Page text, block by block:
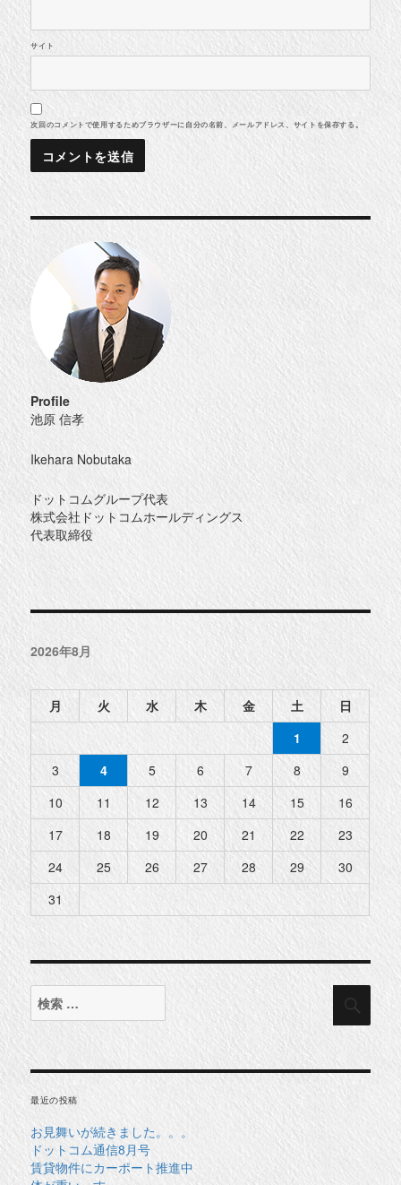
サイト
次回のコメントで使用するためブラウザーに自分の名前、メールアドレス、サイトを保存する。
Profile
池原 信孝
Ikehara Nobutaka
ドットコムグループ代表
株式会社ドットコムホールディングス
代表取締役
2026年8月
月 火 水 木 金 土
日
1
2
3
4 5 6 7 8
9
10
11 12 13 14 15
16
17
18 19 20 21 22
23
24
25 26 27 28 29
30
31
検
索
対
最近の投稿
お見舞いが続きました。。。
ドットコム通信8月号
賃貸物件にカーポート推進中